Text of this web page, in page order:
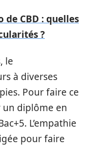
de CBD : quelles
?
le
à diverses
Pour faire ce
un diplôme en
L’empathie
pour faire